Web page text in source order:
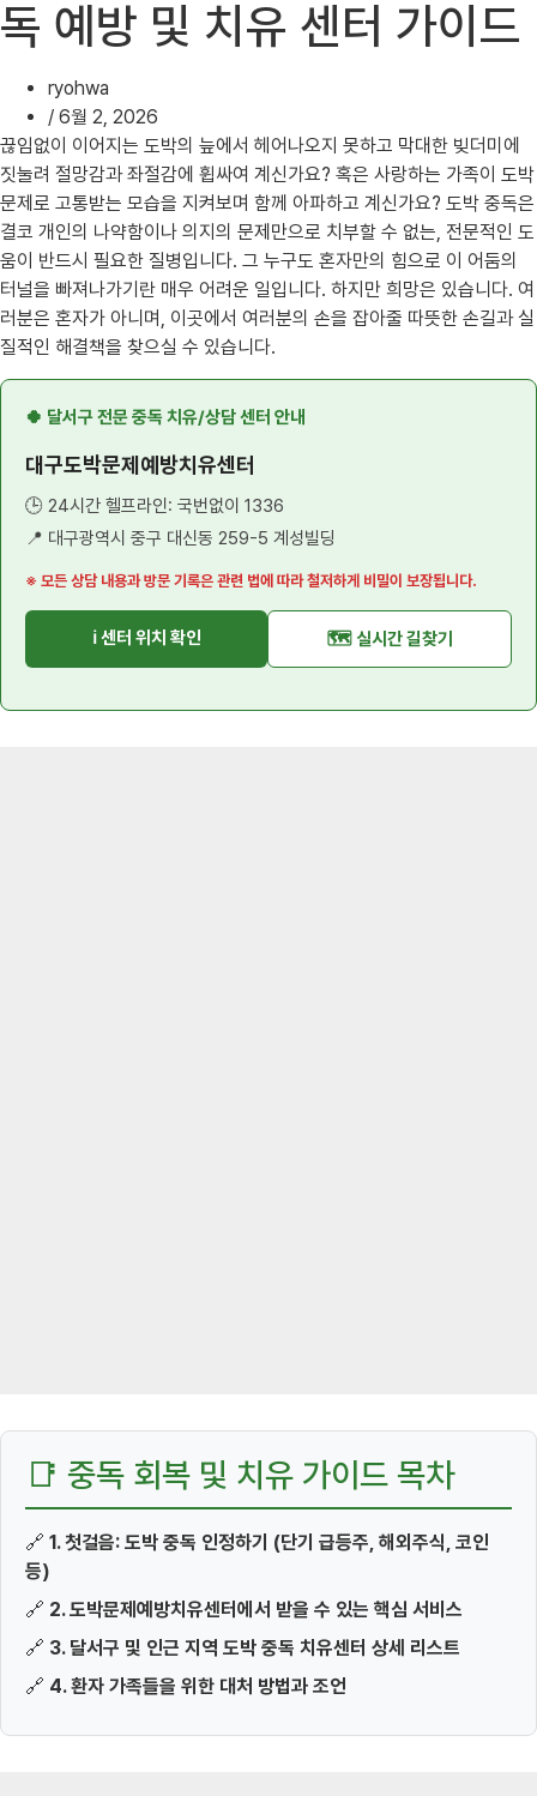
독 예방 및 치유 센터 가이드
ryohwa
/ 6월 2, 2026
끊임없이 이어지는 도박의 늪에서 헤어나오지 못하고 막대한 빚더미에
짓눌려 절망감과 좌절감에 휩싸여 계신가요? 혹은 사랑하는 가족이 도박
문제로 고통받는 모습을 지켜보며 함께 아파하고 계신가요? 도박 중독은
결코 개인의 나약함이나 의지의 문제만으로 치부할 수 없는, 전문적인 도
움이 반드시 필요한 질병입니다. 그 누구도 혼자만의 힘으로 이 어둠의
터널을 빠져나가기란 매우 어려운 일입니다. 하지만 희망은 있습니다. 여
러분은 혼자가 아니며, 이곳에서 여러분의 손을 잡아줄 따뜻한 손길과 실
질적인 해결책을 찾으실 수 있습니다.
🍀 달서구 전문 중독 치유/상담 센터 안내
대구도박문제예방치유센터
🕒 24시간 헬프라인: 국번없이 1336
📍 대구광역시 중구 대신동 259-5 계성빌딩
※ 모든 상담 내용과 방문 기록은 관련 법에 따라 철저하게 비밀이 보장됩니다.
ℹ️ 센터 위치 확인 🗺️ 실시간 길찾기
📑 중독 회복 및 치유 가이드 목차
🔗 1. 첫걸음: 도박 중독 인정하기 (단기 급등주, 해외주식, 코인
등)
🔗 2. 도박문제예방치유센터에서 받을 수 있는 핵심 서비스
🔗 3. 달서구 및 인근 지역 도박 중독 치유센터 상세 리스트
🔗 4. 환자 가족들을 위한 대처 방법과 조언